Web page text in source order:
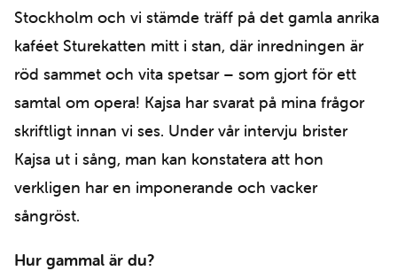
Stockholm och vi stämde träff på det gamla anrika
kaféet Sturekatten mitt i stan, där inredningen är
röd sammet och vita spetsar – som gjort för ett
samtal om opera! Kajsa har svarat på mina frågor
skriftligt innan vi ses. Under vår intervju brister
Kajsa ut i sång, man kan konstatera att hon
verkligen har en imponerande och vacker
sångröst.
Hur gammal är du?